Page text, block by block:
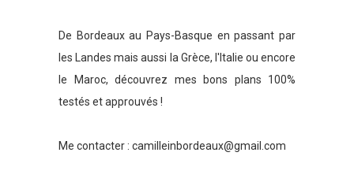
De Bordeaux au Pays-Basque en passant par
les Landes mais aussi la Grèce, l'Italie ou encore
le Maroc, découvrez mes bons plans 100%
testés et approuvés !
Me contacter : camilleinbordeaux@gmail.com